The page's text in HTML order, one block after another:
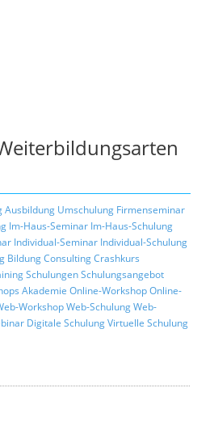
Ausbildung Umschulung Firmenseminar
Im-Haus-Seminar Im-Haus-Schulung
Individual-Seminar Individual-Schulung
BildungConsultingCrashkurs
SchulungenSchulungsangebot
Akademie Online-WorkshopOnline-
WorkshopWeb-SchulungWeb-
Digitale SchulungVirtuelle Schulung